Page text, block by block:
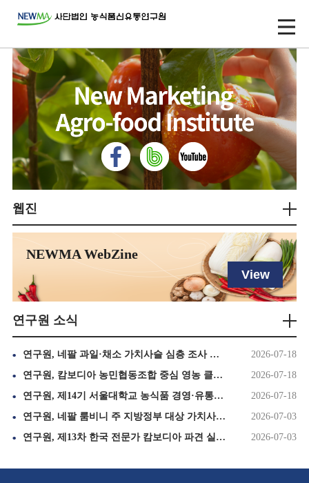
웹진
NEWMA WebZine
View
연구원 소식
연구원, 네팔 과일·채소 가치사슬 심층 조사 순항 속 핵심 농업지 '카필바스투' 설문 완료(1095호)
2026-07-18
연구원, 캄보디아 농민협동조합 중심 영농 클러스터 조성 위해 넷하우스 신규 시공 추진(1095호)
2026-07-18
연구원, 제14기 서울대학교 농식품 경영·유통 최고위과정 8, 9회차 교육 실시(1095호)
2026-07-18
연구원, 네팔 룸비니 주 지방정부 대상 가치사슬 심층 조사 본격 착수(1093호)
2026-07-03
연구원, 제13차 한국 전문가 캄보디아 파견 실시(1093호)
2026-07-03